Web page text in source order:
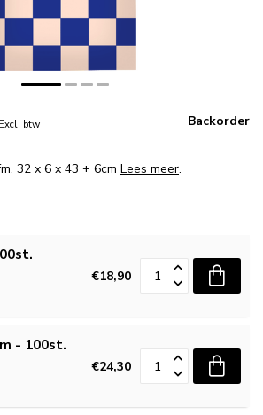
Excl. btw Backorder
32 x 6 x 43 + 6cm Lees meer.
€18,90
- 100st.
€24,30